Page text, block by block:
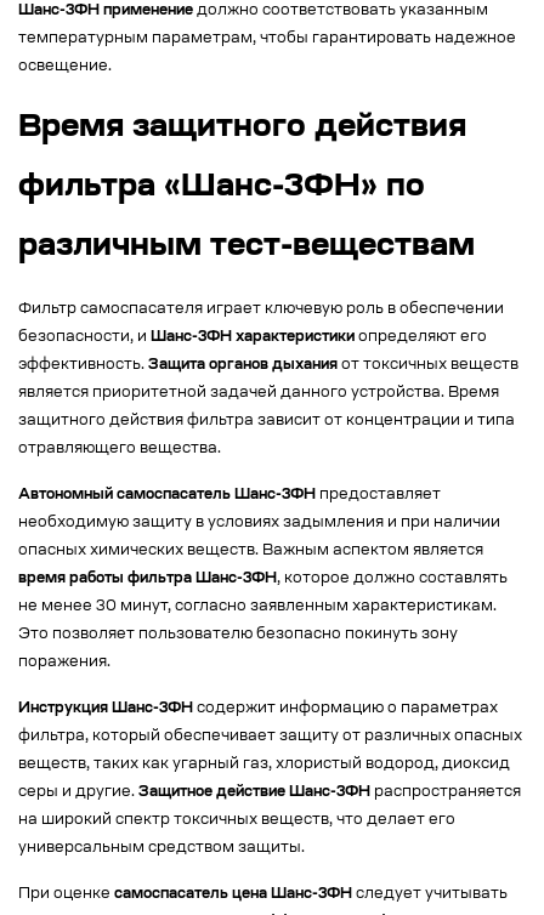
Шанс-3ФН применение должно соответствовать указанным
температурным параметрам, чтобы гарантировать надежное
освещение.
Время защитного действия
фильтра «Шанс-3ФН» по
различным тест-веществам
Фильтр самоспасателя играет ключевую роль в обеспечении
безопасности, и Шанс-3ФН характеристики определяют его
эффективность. Защита органов дыхания от токсичных веществ
является приоритетной задачей данного устройства. Время
защитного действия фильтра зависит от концентрации и типа
отравляющего вещества.
Автономный самоспасатель Шанс-3ФН предоставляет
необходимую защиту в условиях задымления и при наличии
опасных химических веществ. Важным аспектом является
время работы фильтра Шанс-3ФН, которое должно составлять
не менее 30 минут, согласно заявленным характеристикам.
Это позволяет пользователю безопасно покинуть зону
поражения.
Инструкция Шанс-3ФН содержит информацию о параметрах
фильтра, который обеспечивает защиту от различных опасных
веществ, таких как угарный газ, хлористый водород, диоксид
серы и другие. Защитное действие Шанс-3ФН распространяется
на широкий спектр токсичных веществ, что делает его
универсальным средством защиты.
При оценке самоспасатель цена Шанс-3ФН следует учитывать